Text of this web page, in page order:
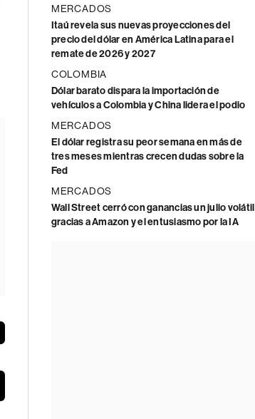
MERCADOS
Itaú revela sus nuevas proyecciones del
precio del dólar en América Latina para el
remate de 2026 y 2027
COLOMBIA
Dólar barato dispara la importación de
vehículos a Colombia y China lidera el podio
MERCADOS
El dólar registra su peor semana en más de
tres meses mientras crecen dudas sobre la
Fed
MERCADOS
Wall Street cerró con ganancias un julio volátil
gracias a Amazon y el entusiasmo por la IA